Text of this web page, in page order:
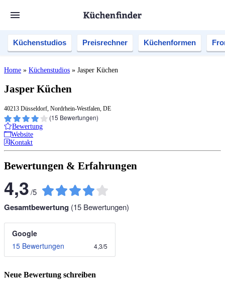
Küchenstudios Preisrechner Küchenformen
Home » Küchenstudios » Jasper Küchen
Jasper Küchen
40213 Düsseldorf, Nordrhein-Westfalen, DE
(15 Bewertungen)
Bewertung
Website
Kontakt
Bewertungen & Erfahrungen
4,3/5
Gesamtbewertung (15 Bewertungen)
Google
15 Bewertungen
4,3/5
Neue Bewertung schreiben